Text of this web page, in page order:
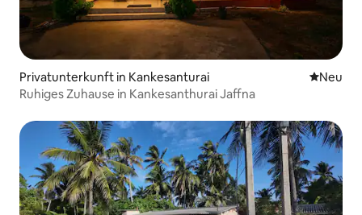
Privatunterkunft in Kankesanturai Neue
Neu
Ruhiges Zuhause in Kankesanthurai Jaffna